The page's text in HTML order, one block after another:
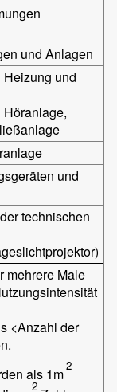
und Anlagen
und
Höranlage,
und
technischen
mehrere Male
<Anzahl der
als 1m2
2